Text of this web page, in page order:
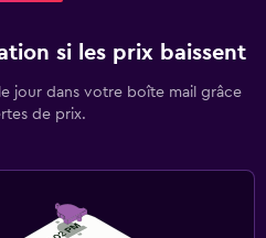
si les prix baissent
jour dans votre boîte mail grâce
de prix.